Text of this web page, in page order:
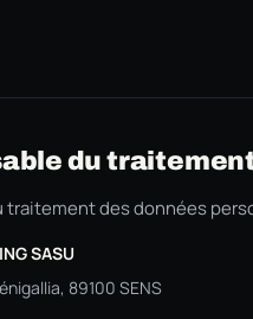
du
traitement des données
SASU
89100 SENS